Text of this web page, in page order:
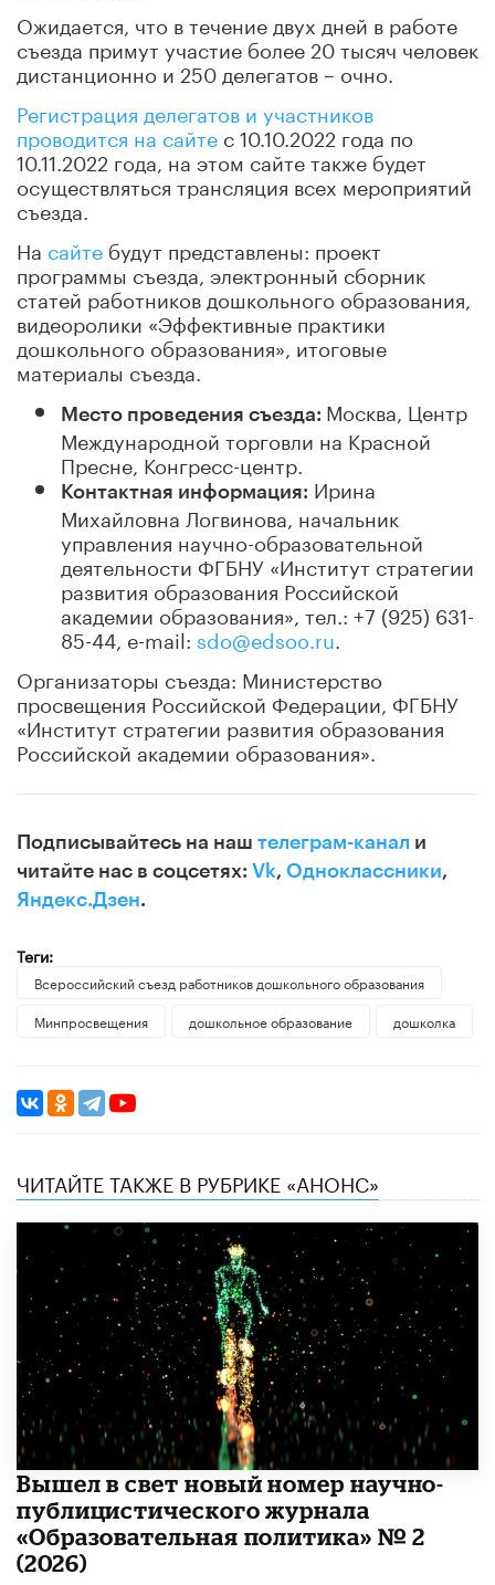
Ожидается, что в течение двух дней в работе
съезда примут участие более 20 тысяч человек
дистанционно и 250 делегатов – очно.
Регистрация делегатов и участников
проводится на сайте с 10.10.2022 года по
10.11.2022 года, на этом сайте также будет
осуществляться трансляция всех мероприятий
съезда.
На сайте будут представлены: проект
программы съезда, электронный сборник
статей работников дошкольного образования,
видеоролики «Эффективные практики
дошкольного образования», итоговые
материалы съезда.
Место проведения съезда: Москва, Центр
Международной торговли на Красной
Пресне, Конгресс-центр.
Контактная информация: Ирина
Михайловна Логвинова, начальник
управления научно-образовательной
деятельности ФГБНУ «Институт стратегии
развития образования Российской
академии образования», тел.: +7 (925) 631-
85-44, e-mail: sdo@edsoo.ru
Организаторы съезда: Министерство
просвещения Российской Федерации, ФГБНУ
«Институт стратегии развития образования
Российской академии образования».
Подписывайтесь на наш телеграм-канал и
читайте нас в соцсетях: Vk, Одноклассники,
Яндекс.Дзен.
Теги:
Всероссийский съезд работников дошкольного образования
Минпросвещения
дошкольное образование дошколка
ЧИТАЙТЕ ТАКЖЕ В РУБРИКЕ «АНОНС»
Вышел в свет новый номер научно-
публицистического журнала
«Образовательная политика» № 2
(2026)